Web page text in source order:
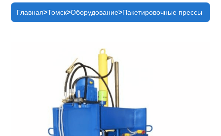
Главная Томск Оборудование Пакетировочные прессы